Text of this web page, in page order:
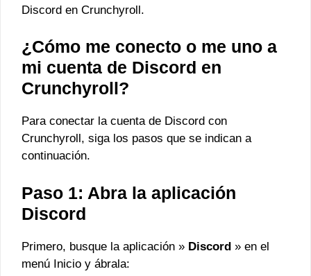
Discord en Crunchyroll.
¿Cómo me conecto o me uno a
mi cuenta de Discord en
Crunchyroll?
Para conectar la cuenta de Discord con
Crunchyroll, siga los pasos que se indican a
continuación.
Paso 1: Abra la aplicación
Discord
Primero, busque la aplicación » Discord » en el
menú Inicio y ábrala: